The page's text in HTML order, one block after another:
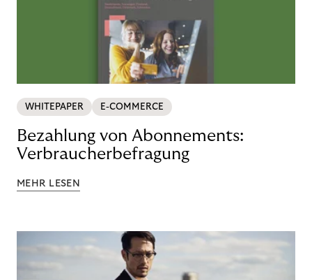
WHITEPAPER E-COMMERCE
Bezahlung von Abonnements:
Verbraucherbefragung
MEHR LESEN